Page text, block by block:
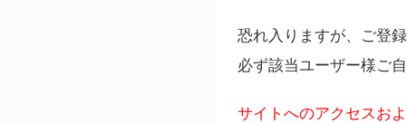
恐れ入りますが、ご登
必ず該当ユーザー様ご
サイトへのアクセスお